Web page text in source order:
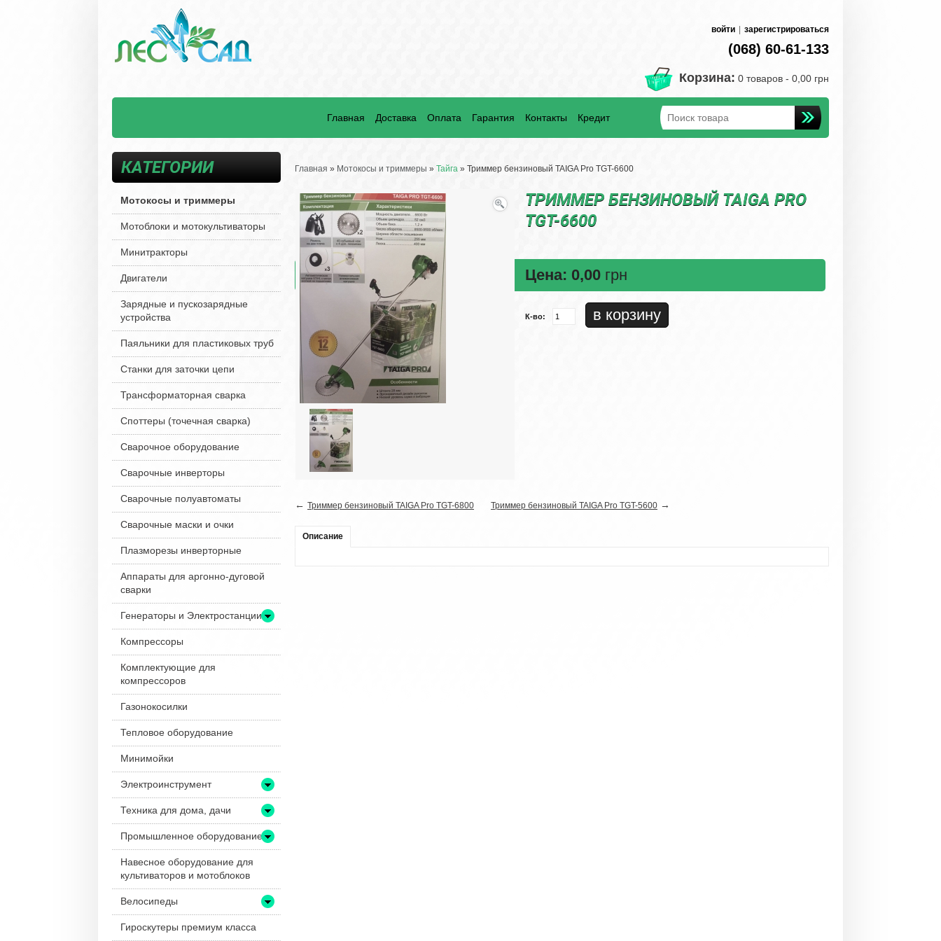
войти зарегистрироваться
(068) 60-61-133
Корзина: 0 товаров - 0,00 грн
Главная Доставка Оплата Гарантия Контакты Кредит
КАТЕГОРИИ
Мотокосы и триммеры
Мотоблоки и мотокультиваторы
Минитракторы
Двигатели
Зарядные и пускозарядные
устройства
Паяльники для пластиковых труб
Станки для заточки цепи
Трансформаторная сварка
Споттеры (точечная сварка)
Сварочное оборудование
Сварочные инверторы
Сварочные полуавтоматы
Сварочные маски и очки
Плазморезы инверторные
Аппараты для аргонно-дуговой
сварки
Генераторы и Электростанции
Компрессоры
Комплектующие для
компрессоров
Газонокосилки
Тепловое оборудование
Минимойки
Электроинструмент
Техника для дома, дачи
Промышленное оборудование
Навесное оборудование для
культиваторов и мотоблоков
Велосипеды
Гироскутеры премиум класса
Главная » Мотокосы и триммеры » Тайга » Триммер бензиновый TAIGA Pro TGT-6600
ТРИММЕР БЕНЗИНОВЫЙ TAIGA PRO
TGT-6600
Цена: 0,00 грн
К-во:
← Триммер бензиновый TAIGA Pro TGT-6800 Триммер бензиновый TAIGA Pro TGT-5600 →
Описание